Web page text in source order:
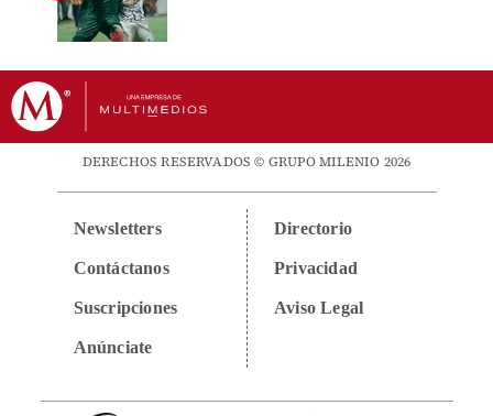
DERECHOS RESERVADOS © GRUPO MILENIO 2026
Newsletters
Contáctanos
Suscripciones
Anúnciate
Directorio
Privacidad
Aviso Legal